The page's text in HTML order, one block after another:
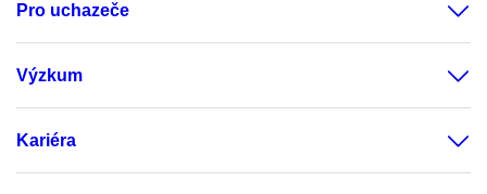
Pro uchazeče
Výzkum
Kariéra